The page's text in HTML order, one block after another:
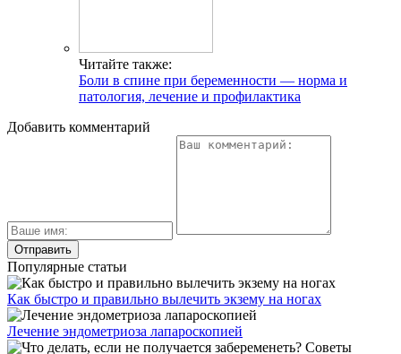
Читайте также:
Боли в спине при беременности — норма и
патология, лечение и профилактика
Добавить комментарий
Популярные статьи
Как быстро и правильно вылечить экзему на ногах
Лечение эндометриоза лапароскопией